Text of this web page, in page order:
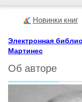
Новинки книг
Электронная
Мартинес
Об авторе